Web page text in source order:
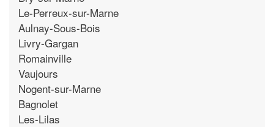
Le-Perreux-sur-Marne
Aulnay-Sous-Bois
Livry-Gargan
Romainville
Vaujours
Nogent-sur-Marne
Bagnolet
Les-Lilas